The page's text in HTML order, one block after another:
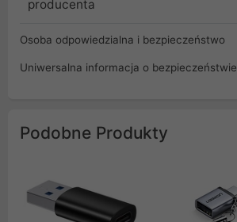
producenta
Osoba odpowiedzialna i bezpieczeństwo
Uniwersalna informacja o bezpieczeństwie
Podobne Produkty